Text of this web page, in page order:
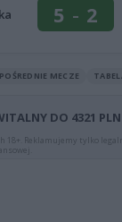
5 - 2
MECZE
DO 4321
18+. Reklamujemy tylko